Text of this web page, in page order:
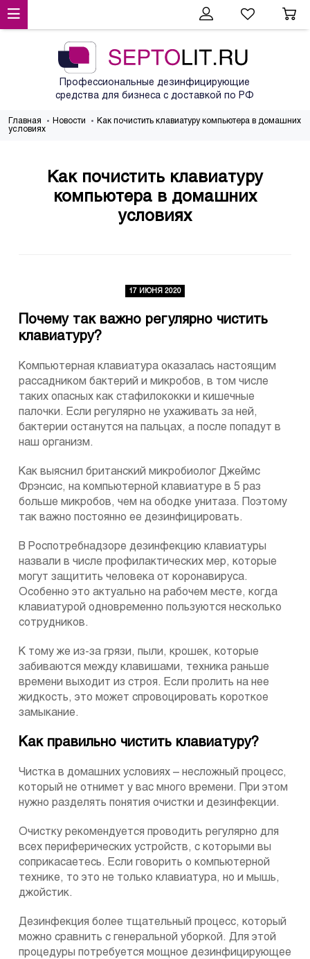
Профессиональные дезинфицирующие
средства для бизнеса с доставкой по РФ
Главная Новости
Как почистить клавиатуру компьютера в домашних
условиях
Как почистить клавиатуру
компьютера в домашних
условиях
17 ИЮНЯ 2020
Почему так важно регулярно чистить
клавиатуру?
Компьютерная клавиатура оказалась настоящим
рассадником бактерий и микробов, в том числе
таких опасных как стафилококки и кишечные
палочки. Если регулярно не ухаживать за ней,
бактерии останутся на пальцах, а после попадут в
наш организм.
Как выяснил британский микробиолог Джеймс
Фрэнсис, на компьютерной клавиатуре в 5 раз
больше микробов, чем на ободке унитаза. Поэтому
так важно постоянно ее дезинфицировать.
В Роспотребнадзоре дезинфекцию клавиатуры
назвали в числе профилактических мер, которые
могут защитить человека от коронавируса.
Особенно это актуально на рабочем месте, когда
клавиатурой одновременно пользуются несколько
сотрудников.
К тому же из-за грязи, пыли, крошек, которые
забиваются между клавишами, техника раньше
времени выходит из строя. Если пролить на нее
жидкость, это может спровоцировать короткое
замыкание.
Как правильно чистить клавиатуру?
Чистка в домашних условиях – несложный процесс,
который не отнимет у вас много времени. При этом
нужно разделять понятия очистки и дезинфекции.
Очистку рекомендуется проводить регулярно для
всех периферических устройств, с которыми вы
соприкасаетесь. Если говорить о компьютерной
технике, то это не только клавиатура, но и мышь,
джойстик.
Дезинфекция более тщательный процесс, который
можно сравнить с генеральной уборкой. Для этой
процедуры потребуется мощное дезинфицирующее